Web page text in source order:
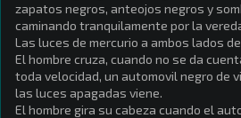
zapatos negros, anteojos negros y
caminando tranquilamente por la
Las luces de mercurio a ambos lados
El hombre cruza, cuando no se da
toda velocidad, un automovil negro de
las luces apagadas viene.
El hombre gira su cabeza cuando el